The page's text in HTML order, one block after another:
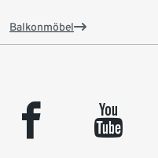
Balkonmöbel
facebook youtube